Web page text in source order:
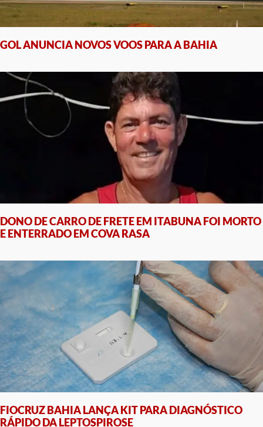
GOL ANUNCIA NOVOS VOOS PARA A BAHIA
DONO DE CARRO DE FRETE EM ITABUNA FOI MORTO
E ENTERRADO EM COVA RASA
FIOCRUZ BAHIA LANÇA KIT PARA DIAGNÓSTICO
RÁPIDO DA LEPTOSPIROSE